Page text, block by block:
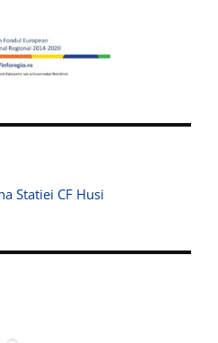
Statiei CF Husi